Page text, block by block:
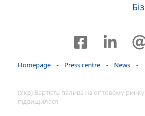
Homepage - Press centre - News -
(Укр) Вартість палива на оптовому
підвищилася